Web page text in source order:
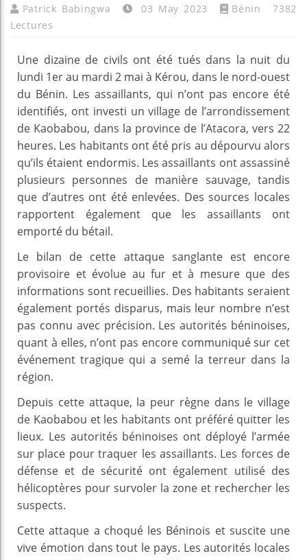
Patrick Babingwa 03 May 2023 Bénin
7382
Lectures
Une dizaine de civils ont été tués dans la nuit du
lundi 1er au mardi 2 mai à Kérou, dans le nord-ouest
du Bénin. Les assaillants, qui n’ont pas encore été
identifiés, ont investi un village de l’arrondissement
de Kaobabou, dans la province de l’Atacora, vers 22
heures. Les habitants ont été pris au dépourvu alors
qu’ils étaient endormis. Les assaillants ont assassiné
plusieurs personnes de manière sauvage, tandis
que d’autres ont été enlevées. Des sources locales
rapportent également que les assaillants ont
emporté du bétail.
Le bilan de cette attaque sanglante est encore
provisoire et évolue au fur et à mesure que des
informations sont recueillies. Des habitants seraient
également portés disparus, mais leur nombre n’est
pas connu avec précision. Les autorités béninoises,
quant à elles, n’ont pas encore communiqué sur cet
événement tragique qui a semé la terreur dans la
région.
Depuis cette attaque, la peur règne dans le village
de Kaobabou et les habitants ont préféré quitter les
lieux. Les autorités béninoises ont déployé l’armée
sur place pour traquer les assaillants. Les forces de
défense et de sécurité ont également utilisé des
hélicoptères pour survoler la zone et rechercher les
suspects.
Cette attaque a choqué les Béninois et suscite une
vive émotion dans tout le pays. Les autorités locales